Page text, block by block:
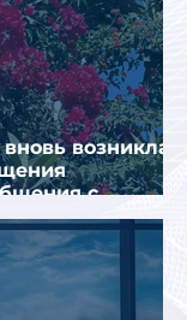
возникла
с